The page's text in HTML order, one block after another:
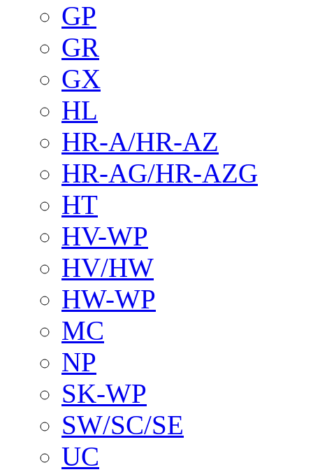
GP
GR
GX
HL
HR-A/HR-AZ
HR-AG/HR-AZG
HT
HV-WP
HV/HW
HW-WP
MC
NP
SK-WP
SW/SC/SE
UC